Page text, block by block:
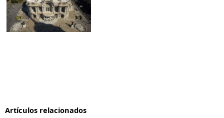
Artículos relacionados